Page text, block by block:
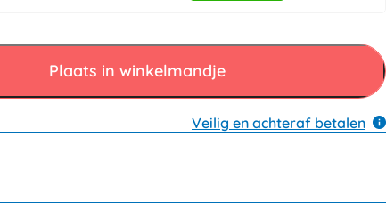
Plaats in winkelmandje
Veilig en achteraf betalen